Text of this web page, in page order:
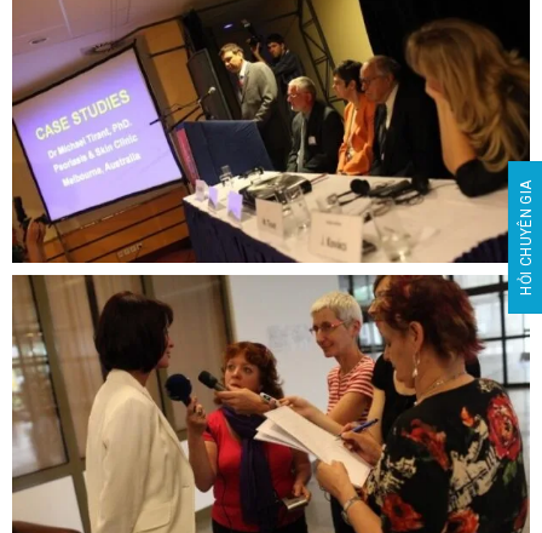
HỎI CHUYÊN GIA